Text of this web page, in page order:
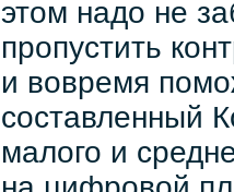
этом надо не
пропустить
и вовремя
составленный
малого и